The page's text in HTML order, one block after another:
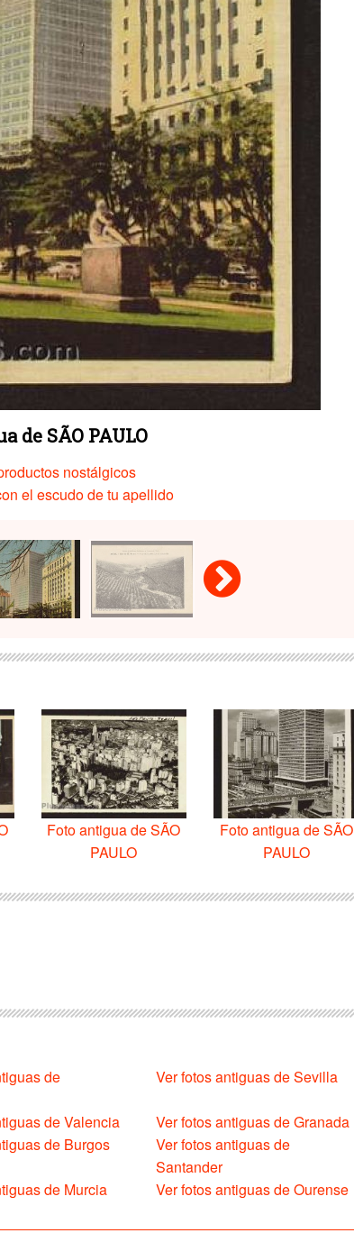
de SÃO PAULO
nostálgicos
el escudo de tu apellido
Foto antigua de SÃO
PAULO
Foto antigua de SÃO
PAULO
de
Ver fotos antiguas de Sevilla
de Valencia
Ver fotos antiguas de Granada
de Burgos
Ver fotos antiguas de
Santander
de Murcia Ver fotos antiguas de Ourense